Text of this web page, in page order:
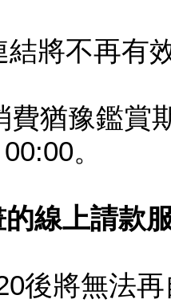
結將不再有
費猶豫鑑賞
。
的線上請款
後將無法